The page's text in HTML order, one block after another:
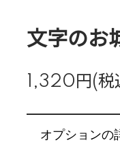
文字のお
1,320円(税
オプションの